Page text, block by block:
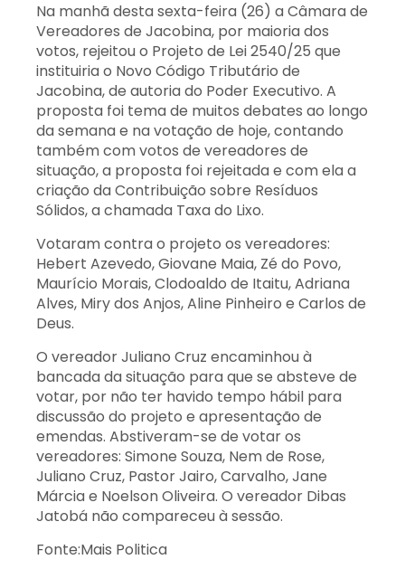
Na manhã desta sexta-feira (26) a Câmara de
Vereadores de Jacobina, por maioria dos
votos, rejeitou o Projeto de Lei 2540/25 que
instituiria o Novo Código Tributário de
Jacobina, de autoria do Poder Executivo. A
proposta foi tema de muitos debates ao longo
da semana e na votação de hoje, contando
também com votos de vereadores de
situação, a proposta foi rejeitada e com ela a
criação da Contribuição sobre Resíduos
Sólidos, a chamada Taxa do Lixo.
Votaram contra o projeto os vereadores:
Hebert Azevedo, Giovane Maia, Zé do Povo,
Maurício Morais, Clodoaldo de Itaitu, Adriana
Alves, Miry dos Anjos, Aline Pinheiro e Carlos de
Deus.
O vereador Juliano Cruz encaminhou à
bancada da situação para que se absteve de
votar, por não ter havido tempo hábil para
discussão do projeto e apresentação de
emendas. Abstiveram-se de votar os
vereadores: Simone Souza, Nem de Rose,
Juliano Cruz, Pastor Jairo, Carvalho, Jane
Márcia e Noelson Oliveira. O vereador Dibas
Jatobá não compareceu à sessão.
Fonte:Mais Politica